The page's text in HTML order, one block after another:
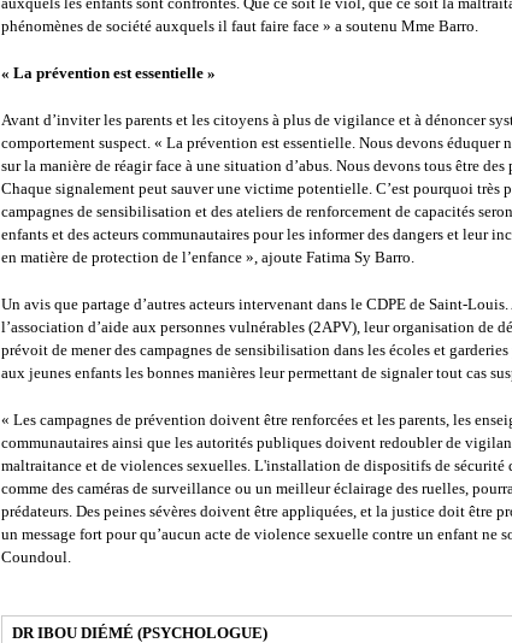
phénomènes de société auxquels il faut faire face » a soutenu Mme Barro.
« La prévention est essentielle »
Avant d’inviter les parents et les citoyens à plus de vigilance et à dénoncer
comportement suspect. « La prévention est essentielle. Nous devons éduquer
sur la manière de réagir face à une situation d’abus. Nous devons tous être des
Chaque signalement peut sauver une victime potentielle. C’est pourquoi très
campagnes de sensibilisation et des ateliers de renforcement de capacités
enfants et des acteurs communautaires pour les informer des dangers et leur
en matière de protection de l’enfance », ajoute Fatima Sy Barro.
Un avis que partage d’autres acteurs intervenant dans le CDPE de Saint-
l’association d’aide aux personnes vulnérables (2APV), leur organisation de
prévoit de mener des campagnes de sensibilisation dans les écoles et
aux jeunes enfants les bonnes manières leur permettant de signaler tout cas
« Les campagnes de prévention doivent être renforcées et les parents, les
communautaires ainsi que les autorités publiques doivent redoubler de
maltraitance et de violences sexuelles. L'installation de dispositifs de sécurité
comme des caméras de surveillance ou un meilleur éclairage des ruelles,
prédateurs. Des peines sévères doivent être appliquées, et la justice doit être
un message fort pour qu’aucun acte de violence sexuelle contre un enfant ne
Coundoul.
DR IBOU DIÉMÉ (PSYCHOLOGUE)